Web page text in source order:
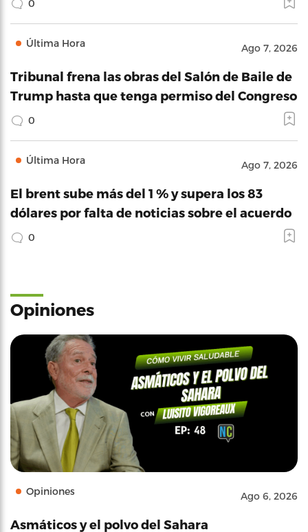
0
Última Hora Ago 7, 2026
Tribunal frena las obras del Salón de Baile de
Trump hasta que tenga permiso del Congreso
0
Última Hora Ago 7, 2026
El brent sube más del 1 % y supera los 83
dólares por falta de noticias sobre el acuerdo
0
Opiniones
Opiniones Ago 6, 2026
Asmáticos y el polvo del Sahara